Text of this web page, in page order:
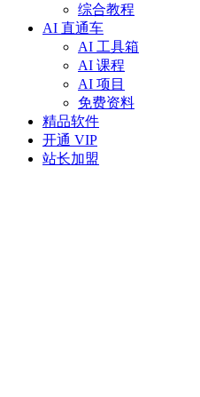
综合教程
AI 直通车
AI 工具箱
AI 课程
AI 项目
免费资料
精品软件
开通 VIP
站长加盟